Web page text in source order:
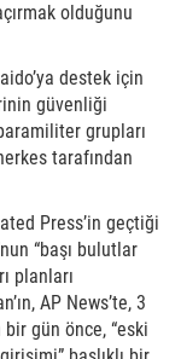
olduğunu
destek için
güvenliği
grupları
tarafından
Press’in geçtiği
“başı bulutlar
planları
AP News’te, 3
bir gün önce, “eski